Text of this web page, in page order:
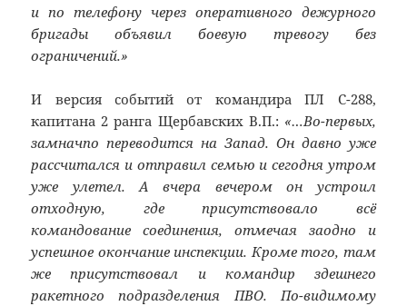
и по телефону через оперативного дежурного
бригады объявил боевую тревогу без
ограничений.»
И версия событий от командира ПЛ С-288,
капитана 2 ранга Щербавских В.П.: «…Во-первых,
замначпо переводится на Запад. Он давно уже
рассчитался и отправил семью и сегодня утром
уже улетел. А вчера вечером он устроил
отходную, где присутствовало всё
командование соединения, отмечая заодно и
успешное окончание инспекции. Кроме того, там
же присутствовал и командир здешнего
ракетного подразделения ПВО. По-видимому